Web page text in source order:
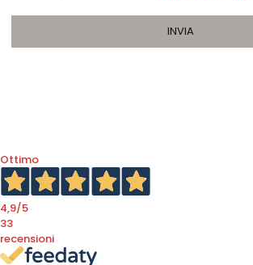
Ottimo
4,9/5
33
recensioni